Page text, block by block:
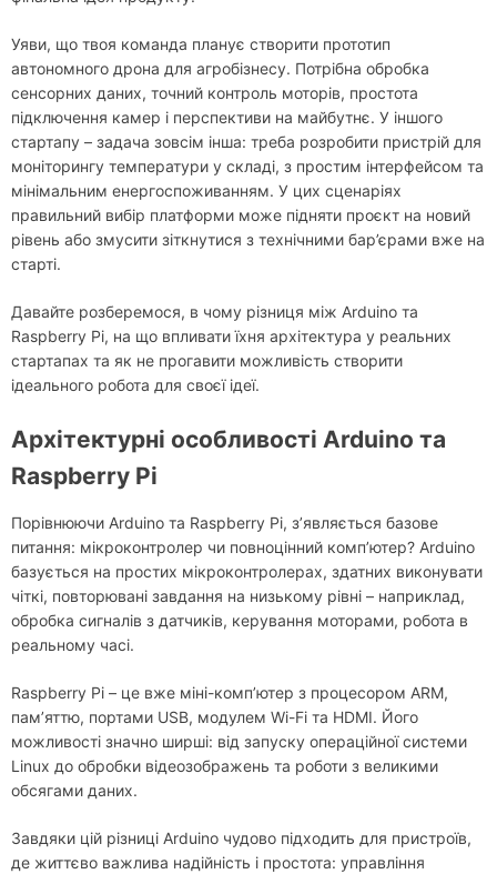
Уяви, що твоя команда планує створити прототип
автономного дрона для агробізнесу. Потрібна обробка
сенсорних даних, точний контроль моторів, простота
підключення камер і перспективи на майбутнє. У іншого
стартапу – задача зовсім інша: треба розробити пристрій для
моніторингу температури у складі, з простим інтерфейсом та
мінімальним енергоспоживанням. У цих сценаріях
правильний вибір платформи може підняти проєкт на новий
рівень або змусити зіткнутися з технічними бар’єрами вже на
старті.
Давайте розберемося, в чому різниця між Arduino та
Raspberry Pi, на що впливати їхня архітектура у реальних
стартапах та як не прогавити можливість створити
ідеального робота для своєї ідеї.
Архітектурні особливості Arduino та
Raspberry Pi
Порівнюючи Arduino та Raspberry Pi, з’являється базове
питання: мікроконтролер чи повноцінний комп’ютер? Arduino
базується на простих мікроконтролерах, здатних виконувати
чіткі, повторювані завдання на низькому рівні – наприклад,
обробка сигналів з датчиків, керування моторами, робота в
реальному часі.
Raspberry Pi – це вже міні-комп’ютер з процесором ARM,
пам’яттю, портами USB, модулем Wi-Fi та HDMI. Його
можливості значно ширші: від запуску операційної системи
Linux до обробки відеозображень та роботи з великими
обсягами даних.
Завдяки цій різниці Arduino чудово підходить для пристроїв,
де життєво важлива надійність і простота: управління